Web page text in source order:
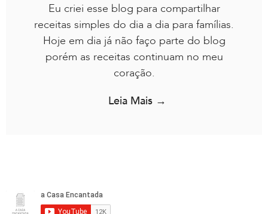
Eu criei esse blog para compartilhar
receitas simples do dia a dia para famílias.
Hoje em dia já não faço parte do blog
porém as receitas continuam no meu
coração.
Leia Mais →